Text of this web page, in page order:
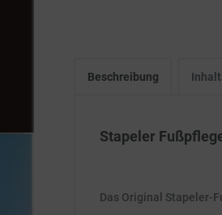
Beschreibung
Stapeler
Das Original Stapeler-